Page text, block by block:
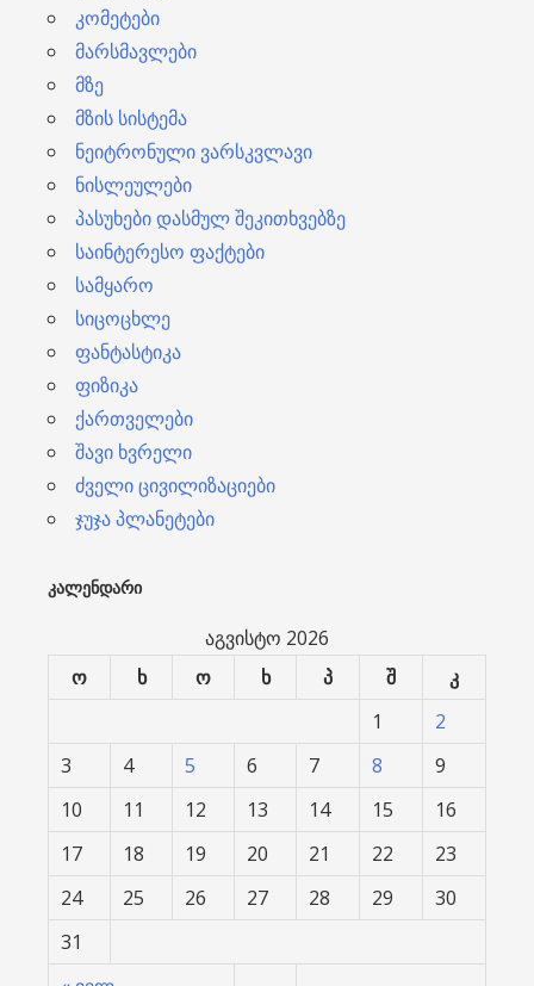
კომეტები
მარსმავლები
მზე
მზის სისტემა
ნეიტრონული ვარსკვლავი
ნისლეულები
პასუხები დასმულ შეკითხვებზე
საინტერესო ფაქტები
სამყარო
სიცოცხლე
ფანტასტიკა
ფიზიკა
ქართველები
შავი ხვრელი
ძველი ცივილიზაციები
ჯუჯა პლანეტები
ᲙᲐᲚᲔᲜᲓᲐᲠᲘ
აგვისტო 2026
ო
ხ ო ხ პ შ კ
1
2
3
4 5 6 7 8
9
10
11 12 13 14 15
16
17
18 19 20 21 22
23
24
25 26 27 28 29
30
31